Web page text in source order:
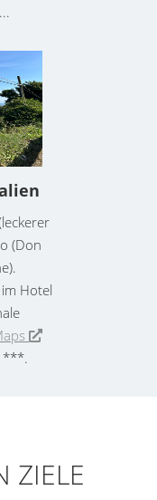
(Don
Hotel
***.
ZIELE